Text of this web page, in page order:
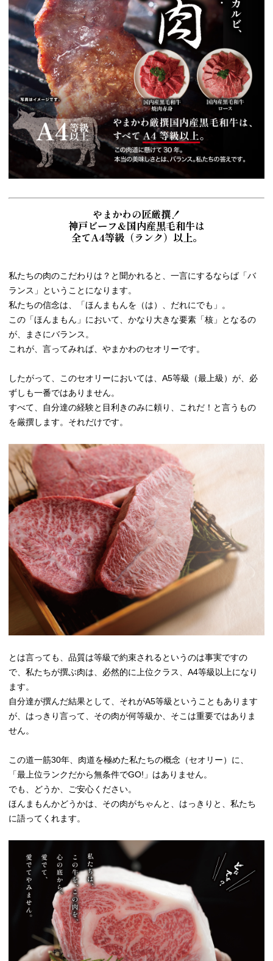
やまかわの匠厳撰！
神戸ビーフ＆国内産黒毛和牛は
全てA4等級（ランク）以上。
私たちの肉のこだわりは？と聞かれると、一言にするならば「バ
ランス」ということになります。
私たちの信念は、「ほんまもんを（は）、だれにでも」。
この「ほんまもん」において、かなり大きな要素「核」となるの
が、まさにバランス。
これが、言ってみれば、やまかわのセオリーです。
したがって、このセオリーにおいては、A5等級（最上級）が、必
ずしも一番ではありません。
すべて、自分達の経験と目利きのみに頼り、これだ！と言うもの
を厳撰します。それだけです。
とは言っても、品質は等級で約束されるというのは事実ですの
で、私たちが撰ぶ肉は、必然的に上位クラス、A4等級以上になり
ます。
自分達が撰んだ結果として、それがA5等級ということもあります
が、はっきり言って、その肉が何等級か、そこは重要ではありま
せん。
この道一筋30年、肉道を極めた私たちの概念（セオリー）に、
「最上位ランクだから無条件でGO!」はありません。
でも、どうか、ご安心ください。
ほんまもんかどうかは、その肉がちゃんと、はっきりと、私たち
に語ってくれます。